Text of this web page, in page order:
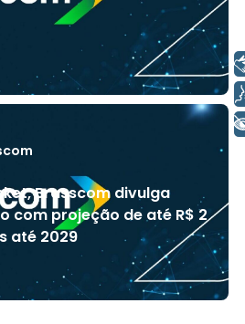
Brasscom divulga
com projeção de até R$ 2
até 2029
Libras
Voz
+ Acessibilidade